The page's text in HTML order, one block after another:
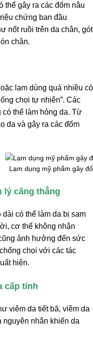
thể gây ra các đốm nâu
chứng ban đầu
nốt ruồi trên da chân, gót
chân.
lạm dùng quá nhiều có
chọi tự nhiên”. Các
thể làm hỏng da. Từ
da và gây ra các đốm
Lạm dụng mỹ phẩm gây
lý căng thẳng
có thể làm da bị sạm
cơ thể không nhận
ảnh hưởng đến sức
chọi với các tác
hiện.
cấp tính
viêm da tiết bã, viêm da
nhân khiến da